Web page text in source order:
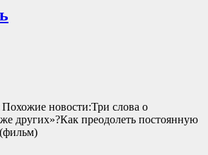
новости:Три слова о
других»?Как преодолеть постоянную